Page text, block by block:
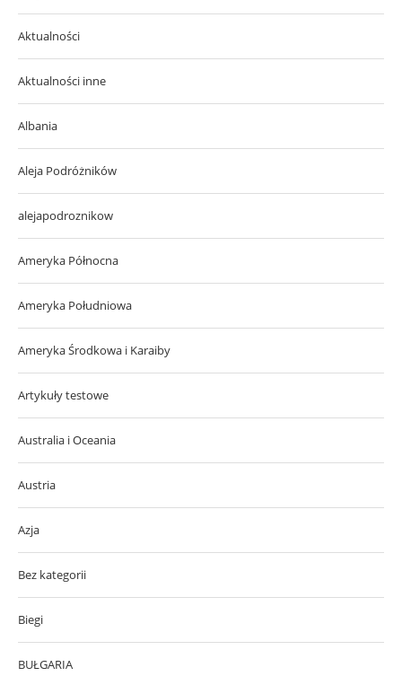
Aktualności
Aktualności inne
Albania
Aleja Podróżników
alejapodroznikow
Ameryka Północna
Ameryka Południowa
Ameryka Środkowa i Karaiby
Artykuły testowe
Australia i Oceania
Austria
Azja
Bez kategorii
Biegi
BUŁGARIA